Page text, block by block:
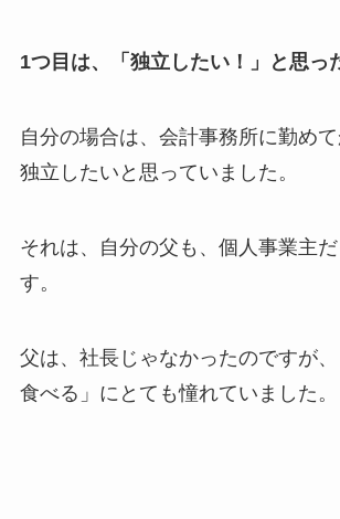
1つ目は、「独立したい！」と思っ
自分の場合は、会計事務所に勤め
独立したいと思っていました。
それは、自分の父も、個人事業主
す。
父は、社長じゃなかったのですが
食べる」にとても憧れていました。